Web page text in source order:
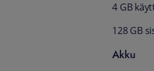
4 GB
128 GB
Akku